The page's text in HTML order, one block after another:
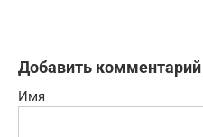
Добавить комментарий
Имя